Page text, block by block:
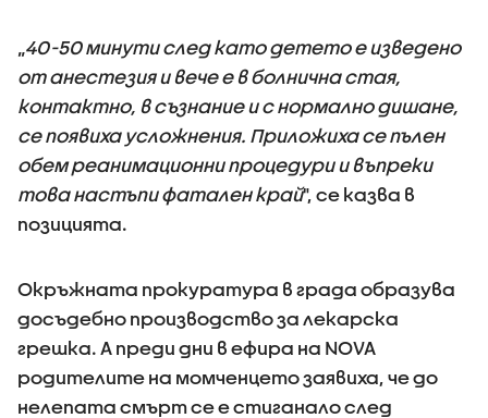
„40-50 минути след като детето е изведено
от анестезия и вече е в болнична стая,
контактно, в съзнание и с нормално дишане,
се появиха усложнения. Приложиха се пълен
обем реанимационни процедури и въпреки
това настъпи фатален край", се казва в
позицията.
Окръжната прокуратура в града образува
досъдебно производство за лекарска
грешка. А преди дни в ефира на NOVA
родителите на момченцето заявиха, че до
нелепата смърт се е стиганало след